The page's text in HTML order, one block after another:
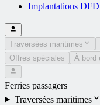
Implantations
Traversées maritimes
Offres spéciales
À bord
Ferries passagers
Traversées maritimes